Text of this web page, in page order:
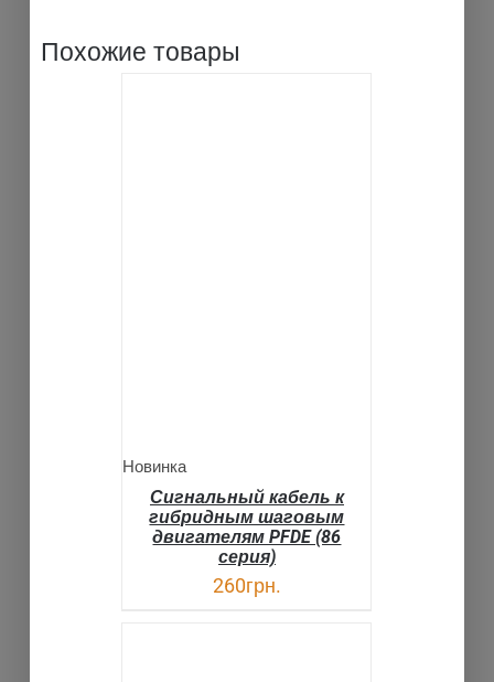
Похожие товары
Новинка
Сигнальный кабель к
гибридным шаговым
двигателям PFDE (86
серия)
260грн.